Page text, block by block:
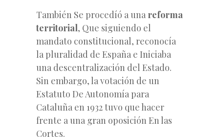
También Se procedíó a una reforma
territorial, Que siguiendo el
mandato constitucional, reconocía
la pluralidad de España e Iniciaba
una descentralización del Estado.
Sin embargo, la votación de un
Estatuto De Autonomía para
Cataluña en 1932 tuvo que hacer
frente a una gran oposición En las
Cortes.